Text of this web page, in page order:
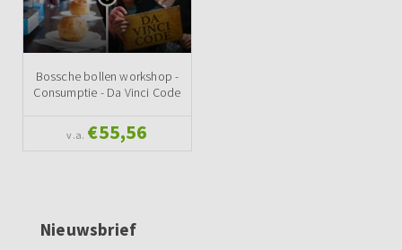
Bossche bollen workshop -
Consumptie - Da Vinci Code
v.a. €55,56
Nieuwsbrief